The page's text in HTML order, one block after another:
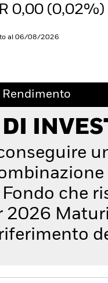
0,00 (0,02%)
al 06/08/2026
Rendimento
che
2026